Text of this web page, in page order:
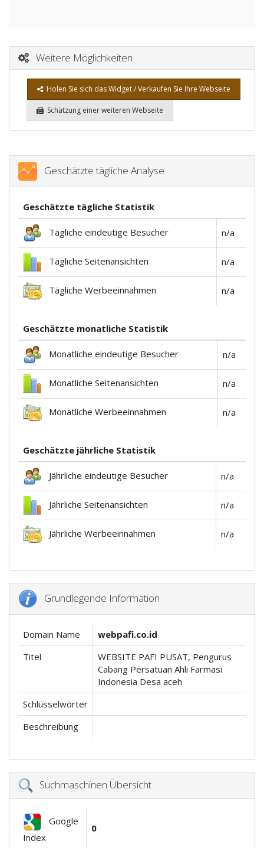
Weitere Möglichkeiten
Holen Sie sich das Widget / Verkaufen Sie Ihre Webseite
Schätzung einer weiteren Webseite
Geschätzte tägliche Analyse
Geschätzte tägliche Statistik
Tägliche eindeutige Besucher n/a
Tägliche Seitenansichten n/a
Tägliche Werbeeinnahmen n/a
Geschätzte monatliche Statistik
Monatliche eindeutige Besucher n/a
Monatliche Seitenansichten n/a
Monatliche Werbeeinnahmen n/a
Geschätzte jährliche Statistik
Jährliche eindeutige Besucher n/a
Jährliche Seitenansichten n/a
Jährliche Werbeeinnahmen n/a
Grundlegende Information
Domain Name
webpafi.co.id
Titel
WEBSITE PAFI PUSAT, Pengurus
Cabang Persatuan Ahli Farmasi
Indonesia Desa aceh
Schlüsselwörter
Beschreibung
Suchmaschinen Übersicht
Google
Index
0